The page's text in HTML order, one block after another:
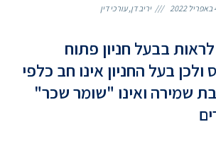
יריב דן, עורכי דין
בבעל חניון פתוח
בעל החניון אינו חב כלפי
שמירה ואינו "שומר שכר"